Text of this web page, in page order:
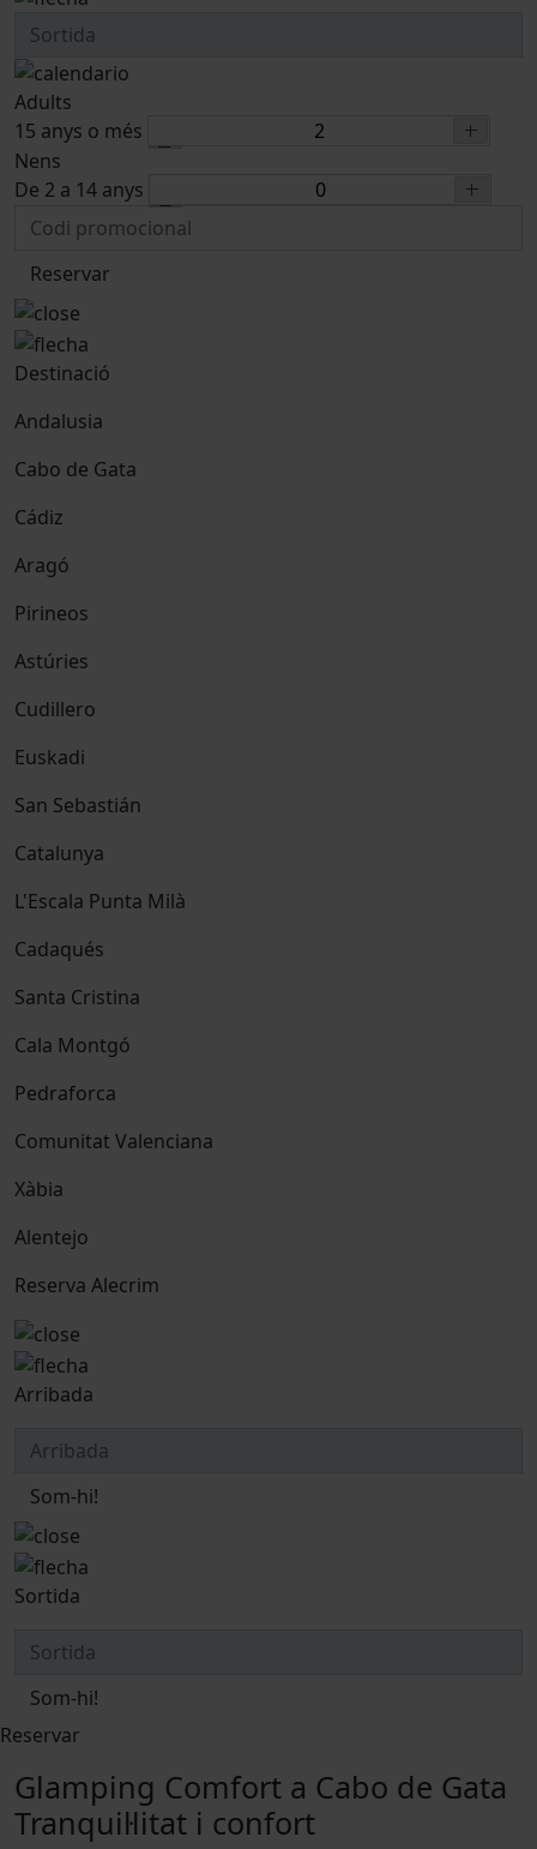
Adults
15 anys o més
Nens
De 2 a 14 anys
Reservar
Destinació
Andalusia
Cabo de Gata
Cádiz
Aragó
Pirineos
Astúries
Cudillero
Euskadi
San Sebastián
Catalunya
L'Escala Punta Milà
Cadaqués
Santa Cristina
Cala Montgó
Pedraforca
Comunitat Valenciana
Xàbia
Alentejo
Reserva Alecrim
Arribada
Som-hi!
Sortida
Som-hi!
Reservar
Glamping Comfort a Cabo de Gata
Tranquil·litat i confort